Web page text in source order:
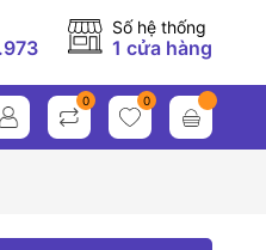
Số hệ thống
1 cửa hàng
0 0